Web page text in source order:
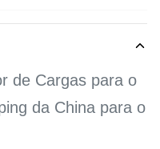
de Cargas para o
da China para o